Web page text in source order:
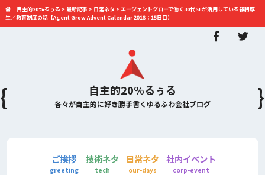
自主的20%るぅる
各々が自主的に好き勝手書くゆるふわ会社ブログ
自主的20%るぅる > 最新記事 > 日常ネタ >エージェントグローで働く30代SEが活用している福利厚
生／教育制度の話【Agent Grow Advent Calendar 2018：15日目】
ご挨拶
greeting
技術ネタ
tech
日常ネタ
our-days
社内イベント
corp-event